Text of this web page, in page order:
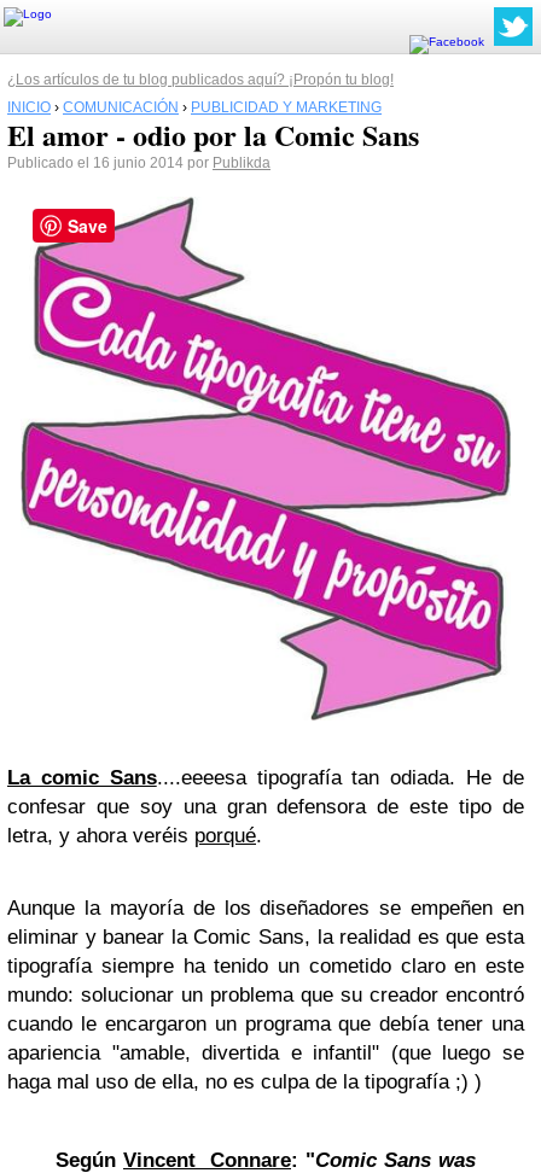
¿Los artículos de tu blog publicados aquí? ¡Propón tu blog!
INICIO › COMUNICACIÓN › PUBLICIDAD Y MARKETING
El amor - odio por la Comic Sans
Publicado el 16 junio 2014 por Publikda
La comic Sans....eeeesa tipografía tan odiada. He de
confesar que soy una gran defensora de este tipo de
letra, y ahora veréis porqué.
Aunque la mayoría de los diseñadores se empeñen en
eliminar y banear la Comic Sans, la realidad es que esta
tipografía siempre ha tenido un cometido claro en este
mundo: solucionar un problema que su creador encontró
cuando le encargaron un programa que debía tener una
apariencia "amable, divertida e infantil" (que luego se
haga mal uso de ella, no es culpa de la tipografía ;) )
Según Vincent Connare: "Comic Sans was
Save